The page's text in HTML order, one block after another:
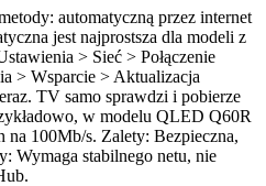
automatyczną przez internet
jest najprostsza dla modeli z
> Sieć > Połączenie
> Wsparcie > Aktualizacja
TV samo sprawdzi i pobierze
w modelu QLED Q60R
na 100Mb/s. Zalety: Bezpieczna,
Wymaga stabilnego netu, nie